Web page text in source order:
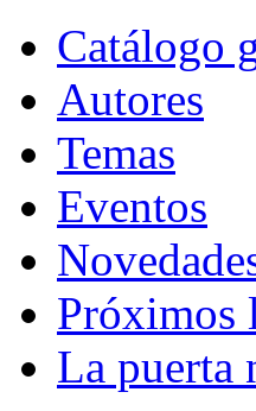
Catálogo
Autores
Temas
Eventos
Próximos
La puerta